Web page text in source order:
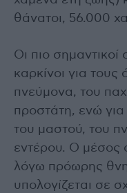
θάνατοι, 56.000
Οι πιο
καρκίνοι για
πνεύμονα, του
προστάτη, ενώ για
του μαστού, του
εντέρου. Ο μέσος
λόγω πρόωρης
υπολογίζεται σε